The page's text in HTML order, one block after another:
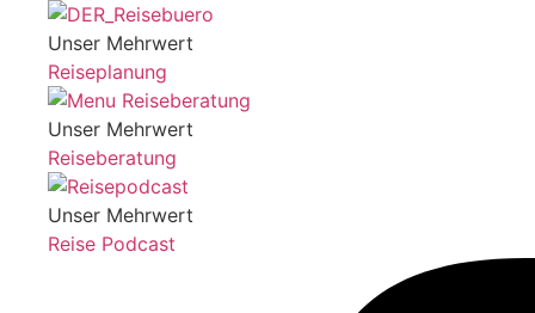
Unser Mehrwert
Reiseplanung
Unser Mehrwert
Reiseberatung
Unser Mehrwert
Reise Podcast